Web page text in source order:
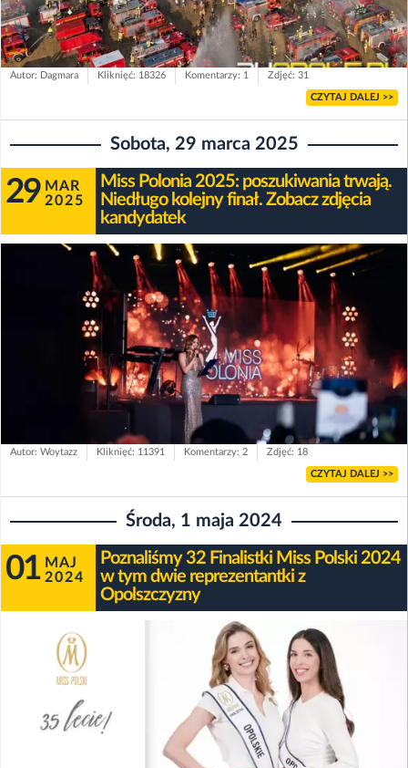
Autor: Dagmara Kliknięć: 18326 Komentarzy: 1 Zdjęć: 31
CZYTAJ DALEJ >>
Sobota, 29 marca 2025
29 MAR
2025
Miss Polonia 2025: poszukiwania trwają.
Niedługo kolejny finał. Zobacz zdjęcia
kandydatek
Autor: Woytazz Kliknięć: 11391 Komentarzy: 2 Zdjęć: 18
CZYTAJ DALEJ >>
Środa, 1 maja 2024
01 MAJ
2024
Poznaliśmy 32 Finalistki Miss Polski 2024
w tym dwie reprezentantki z
Opolszczyzny